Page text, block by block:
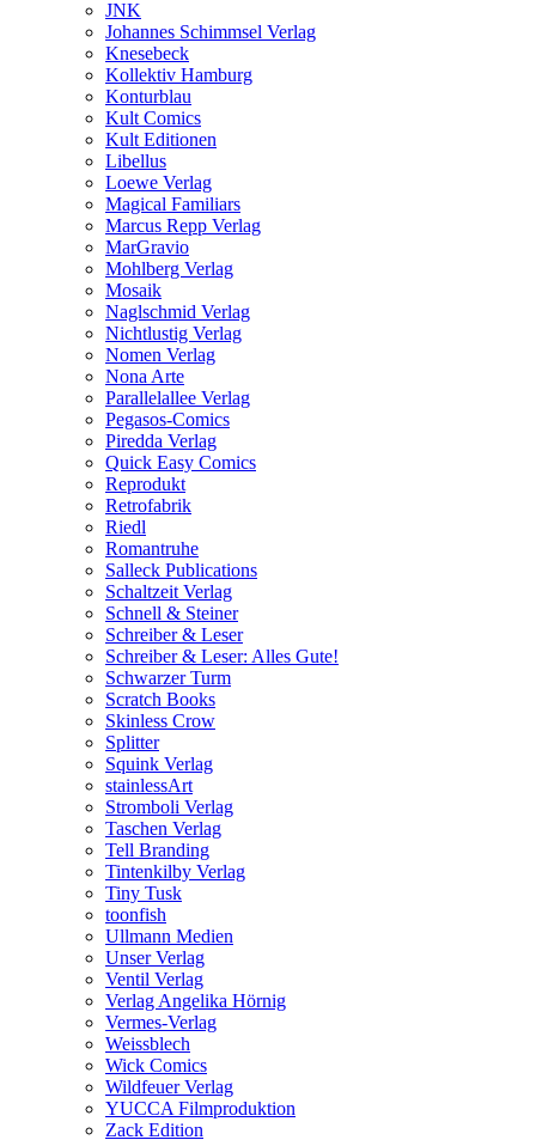
JNK
Johannes Schimmsel Verlag
Knesebeck
Kollektiv Hamburg
Konturblau
Kult Comics
Kult Editionen
Libellus
Loewe Verlag
Magical Familiars
Marcus Repp Verlag
MarGravio
Mohlberg Verlag
Mosaik
Naglschmid Verlag
Nichtlustig Verlag
Nomen Verlag
Nona Arte
Parallelallee Verlag
Pegasos-Comics
Piredda Verlag
Quick Easy Comics
Reprodukt
Retrofabrik
Riedl
Romantruhe
Salleck Publications
Schaltzeit Verlag
Schnell & Steiner
Schreiber & Leser
Schreiber & Leser: Alles Gute!
Schwarzer Turm
Scratch Books
Skinless Crow
Splitter
Squink Verlag
stainlessArt
Stromboli Verlag
Taschen Verlag
Tell Branding
Tintenkilby Verlag
Tiny Tusk
toonfish
Ullmann Medien
Unser Verlag
Ventil Verlag
Verlag Angelika Hörnig
Vermes-Verlag
Weissblech
Wick Comics
Wildfeuer Verlag
YUCCA Filmproduktion
Zack Edition